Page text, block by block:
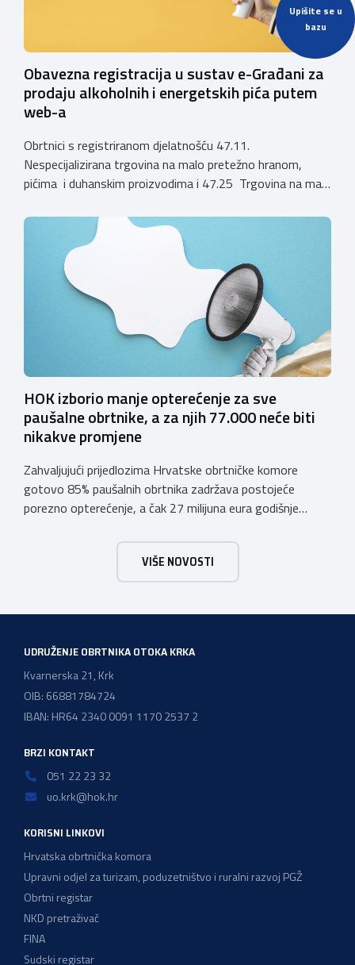
Upišite se u
bazu
Obavezna registracija u sustav e-Građani za
prodaju alkoholnih i energetskih pića putem
web-a
Obrtnici s registriranom djelatnošću 47.11.
Nespecijalizirana trgovina na malo pretežno hranom,
pićima i duhanskim proizvodima i 47.25 Trgovina na malo
koja sadrže alkohol i energetska pića dužni su uskladiti
svoje poslovne procese i osigurati tehničko rješenje za
vjerodostojnu provjeru punoljetnosti kupca putem
sustava e-Građani ili putem mobilne […]
HOK izborio manje opterećenje za sve
paušalne obrtnike, a za njih 77.000 neće biti
nikakve promjene
Zahvaljujući prijedlozima Hrvatske obrtničke komore
gotovo 85% paušalnih obrtnika zadržava postojeće
porezno opterećenje, a čak 27 milijuna eura godišnje
komora pozdravlja odluku Vlade Republike Hrvatske da u
konačnom prijedlogu poreznih izmjena prihvati ključne
prijedloge HOK-a iznesene tijekom intenzivnog dijaloga s
VIŠE NOVOSTI
UDRUŽENJE OBRTNIKA OTOKA KRKA
Kvarnerska 21, Krk
OIB: 66881784724
IBAN: HR64 2340 0091 1170 2537 2
BRZI KONTAKT
051 22 23 32
uo.krk@hok.hr
KORISNI LINKOVI
Hrvatska obrtnička komora
Upravni odjel za turizam, poduzetništvo i ruralni razvoj PGŽ
Obrtni registar
NKD pretraživač
FINA
Sudski registar